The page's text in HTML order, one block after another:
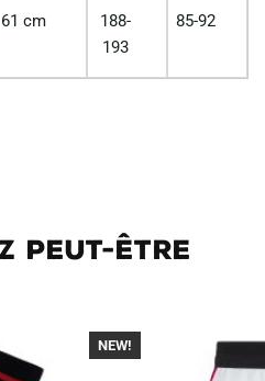
61 cm
188-
193
85-92
peut-être
-30%
NEW!